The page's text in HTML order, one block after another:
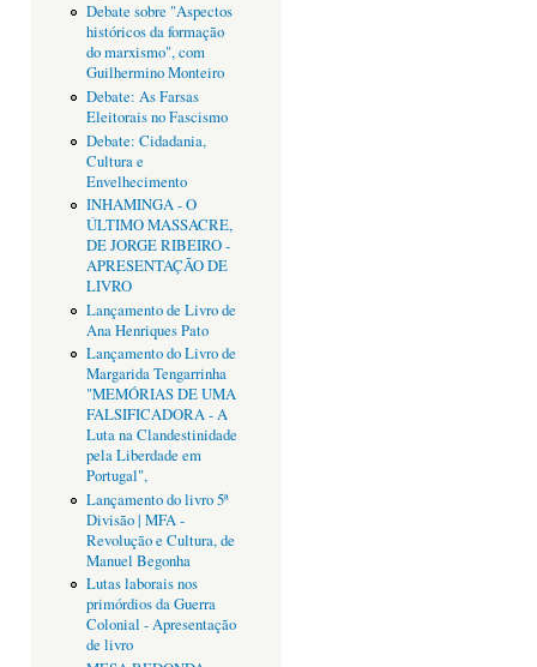
Debate sobre "Aspectos
históricos da formação
do marxismo", com
Guilhermino Monteiro
Debate: As Farsas
Eleitorais no Fascismo
Debate: Cidadania,
Cultura e
Envelhecimento
INHAMINGA - O
ÚLTIMO MASSACRE,
DE JORGE RIBEIRO -
APRESENTAÇÃO DE
LIVRO
Lançamento de Livro de
Ana Henriques Pato
Lançamento do Livro de
Margarida Tengarrinha
"MEMÓRIAS DE UMA
FALSIFICADORA - A
Luta na Clandestinidade
pela Liberdade em
Portugal",
Lançamento do livro 5ª
Divisão | MFA -
Revolução e Cultura, de
Manuel Begonha
Lutas laborais nos
primórdios da Guerra
Colonial - Apresentação
de livro